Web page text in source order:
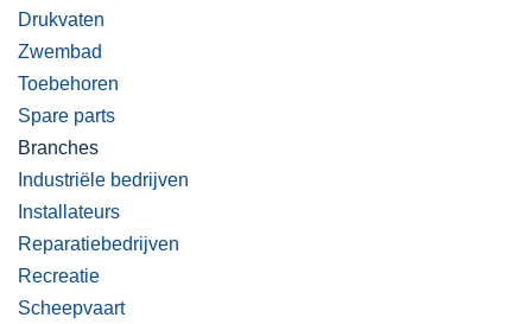
Drukvaten
Zwembad
Toebehoren
Spare parts
Branches
Industriële bedrijven
Installateurs
Reparatiebedrijven
Recreatie
Scheepvaart